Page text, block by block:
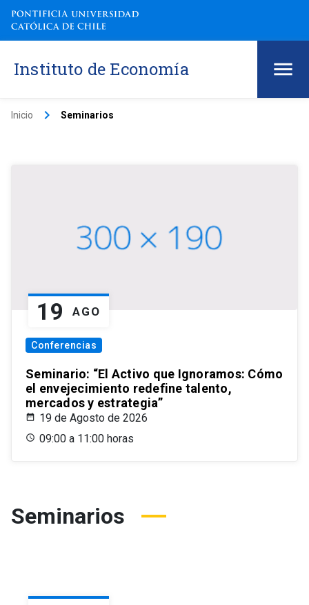
Instituto de Economía
Inicio keyboard_arrow_right Seminarios
19 AGO
Conferencias
Seminario: “El Activo que Ignoramos: Cómo
el envejecimiento redefine talento,
mercados y estrategia”
19 de Agosto de 2026
09:00 a 11:00 horas
Seminarios